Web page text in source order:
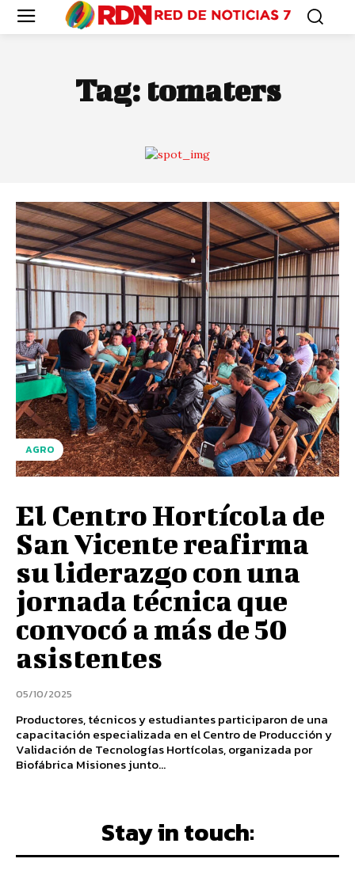
Tag: tomaters
AGRO
El Centro Hortícola de
San Vicente reafirma
su liderazgo con una
jornada técnica que
convocó a más de 50
asistentes
05/10/2025
Productores, técnicos y estudiantes participaron de una
capacitación especializada en el Centro de Producción y
Validación de Tecnologías Hortícolas, organizada por
Biofábrica Misiones junto...
Stay in touch: